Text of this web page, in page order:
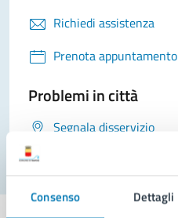
Consenso Dettagli
Richiedi assistenza
Prenota appuntamento
Problemi in città
Segnala disservizio